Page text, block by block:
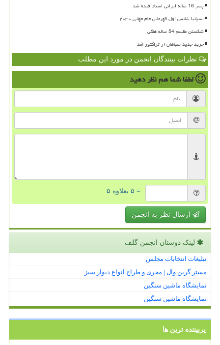
پسر 16 ساله ایرانی استاد فیده شد
اسپانیا شانس اول قهرمانی جام جهانی ۲۰۳۰
شکستن طلسم 54 ساله هاکی
خرید جدید سپاهان از تراکتور آمد
نظرات بینندگان انجمن در مورد این مطلب
لطفا شما همنظر دهید
= ۵ بعلاوه ۵
ارسال نظر به انجمن
لینک دوستان انجمن گلف
تبلیغات انتخابات مجلس
مستر گرین وال | مجری و طراح انواع دیوار سبز
نمایشگاه ماشین سنگین
نمایشگاه ماشین سنگین
پربیننده ترین ها